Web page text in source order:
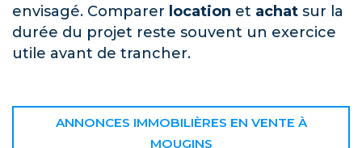
envisagé. Comparer location et achat sur la
durée du projet reste souvent un exercice
utile avant de trancher.
ANNONCES IMMOBILIÈRES EN VENTE À
MOUGINS